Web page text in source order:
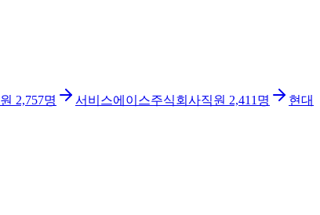
2,757명 서비스에이스주식회사직원 2,411 명
현대